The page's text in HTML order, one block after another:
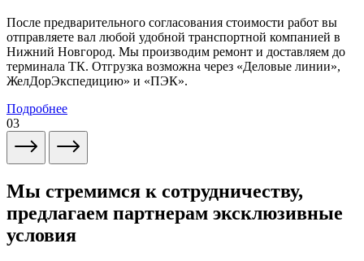
После предварительного согласования стоимости работ вы
отправляете вал любой удобной транспортной компанией в
Нижний Новгород. Мы производим ремонт и доставляем до
терминала ТК. Отгрузка возможна через «Деловые линии»,
ЖелДорЭкспедицию» и «ПЭК».
Подробнее
03
Мы стремимся к сотрудничеству,
предлагаем партнерам эксклюзивные
условия